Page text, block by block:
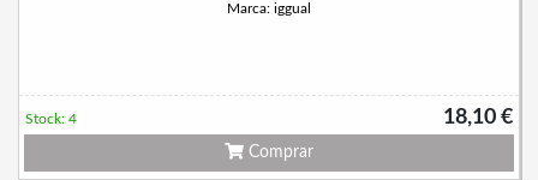
Marca: iggual
18,10 €
Stock: 4
Comprar